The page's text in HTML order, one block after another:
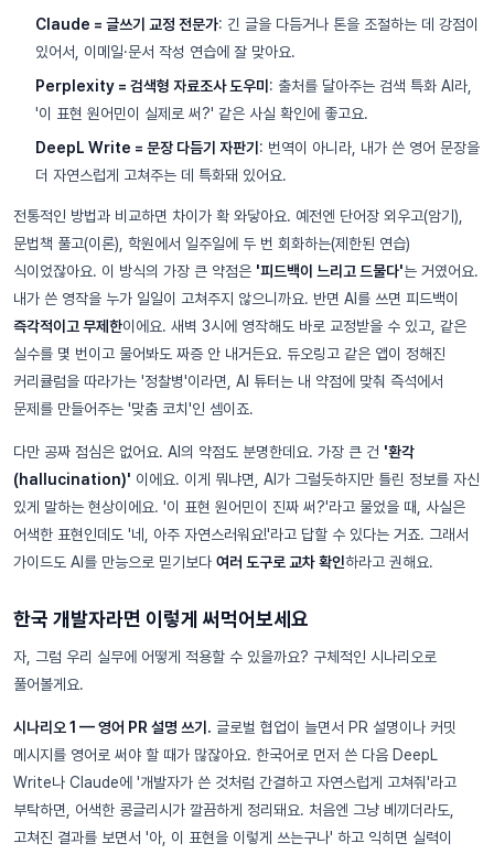
Claude = 글쓰기 교정 전문가: 긴 글을 다듬거나 톤을 조절하는 데 강점이
있어서, 이메일·문서 작성 연습에 잘 맞아요.
Perplexity = 검색형 자료조사 도우미: 출처를 달아주는 검색 특화 AI라,
'이 표현 원어민이 실제로 써?' 같은 사실 확인에 좋고요.
DeepL Write = 문장 다듬기 자판기: 번역이 아니라, 내가 쓴 영어 문장을
더 자연스럽게 고쳐주는 데 특화돼 있어요.
전통적인 방법과 비교하면 차이가 확 와닿아요. 예전엔 단어장 외우고(암기),
문법책 풀고(이론), 학원에서 일주일에 두 번 회화하는(제한된 연습)
식이었잖아요. 이 방식의 가장 큰 약점은 '피드백이 느리고 드물다'는 거였어요.
내가 쓴 영작을 누가 일일이 고쳐주지 않으니까요. 반면 AI를 쓰면 피드백이
즉각적이고 무제한이에요. 새벽 3시에 영작해도 바로 교정받을 수 있고, 같은
실수를 몇 번이고 물어봐도 짜증 안 내거든요. 듀오링고 같은 앱이 정해진
커리큘럼을 따라가는 '정찰병'이라면, AI 튜터는 내 약점에 맞춰 즉석에서
문제를 만들어주는 '맞춤 코치'인 셈이죠.
다만 공짜 점심은 없어요. AI의 약점도 분명한데요. 가장 큰 건 '환각
(hallucination)' 이에요. 이게 뭐냐면, AI가 그럴듯하지만 틀린 정보를 자신
있게 말하는 현상이에요. '이 표현 원어민이 진짜 써?'라고 물었을 때, 사실은
어색한 표현인데도 '네, 아주 자연스러워요!'라고 답할 수 있다는 거죠. 그래서
가이드도 AI를 만능으로 믿기보다 여러 도구로 교차 확인하라고 권해요.
한국 개발자라면 이렇게 써먹어보세요
자, 그럼 우리 실무에 어떻게 적용할 수 있을까요? 구체적인 시나리오로
풀어볼게요.
시나리오 1 — 영어 PR 설명 쓰기. 글로벌 협업이 늘면서 PR 설명이나 커밋
메시지를 영어로 써야 할 때가 많잖아요. 한국어로 먼저 쓴 다음 DeepL
Write나 Claude에 '개발자가 쓴 것처럼 간결하고 자연스럽게 고쳐줘'라고
부탁하면, 어색한 콩글리시가 깔끔하게 정리돼요. 처음엔 그냥 베끼더라도,
고쳐진 결과를 보면서 '아, 이 표현을 이렇게 쓰는구나' 하고 익히면 실력이